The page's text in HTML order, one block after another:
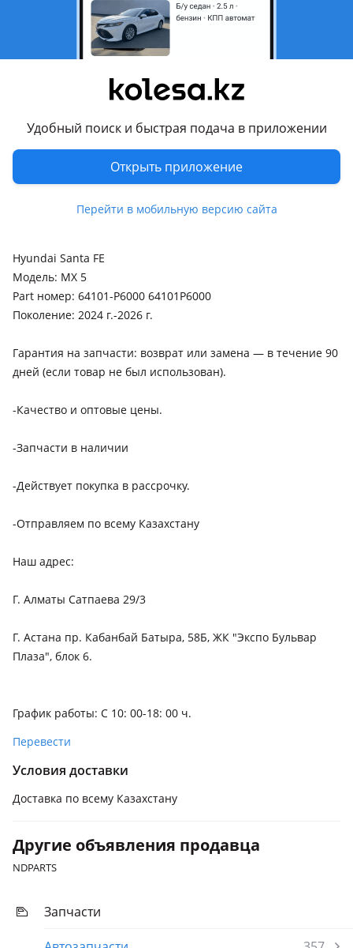
Удобный поиск и быстрая подача в приложении
Открыть приложение
Перейти в мобильную версию сайта
Возможна рассрочка или
Да
Подходит на авто
Hyundai Santa Fe
2023 - н.в. 5 поколение, 2020 - н.в. 4 поколение рестайлинг
Комментарий продавца
Только оригинальные запчасти! И все в наличии!
Hyundai Santa FE
Модель: MX 5
Part номер: 64101-P6000 64101P6000
Поколение: 2024 г.-2026 г.
Гарантия на запчасти: возврат или замена — в течение 90
дней (если товар не был использован).
-Качество и оптовые цены.
-Запчасти в наличии
-Действует покупка в рассрочку.
-Отправляем по всему Казахстану
Наш адрес:
Г. Алматы Сатпаева 29/3
Г. Астана пр. Кабанбай Батыра, 58Б, ЖК "Экспо Бульвар
Плаза", блок 6.
График работы: С 10: 00-18: 00 ч.
Перевести
Условия доставки
Доставка по всему Казахстану
Другие объявления продавца
NDPARTS
Запчасти